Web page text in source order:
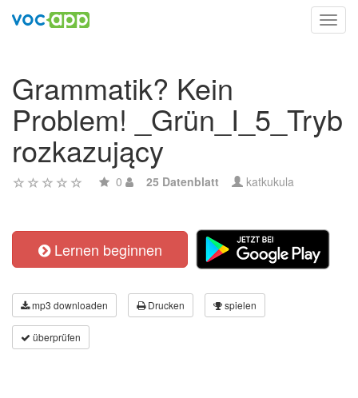
Grammatik? Kein
Problem! _Grün_I_5_Tryb
rozkazujący
0 25 Datenblatt katkukula
Lernen beginnen
mp3 downloaden Drucken spielen
überprüfen